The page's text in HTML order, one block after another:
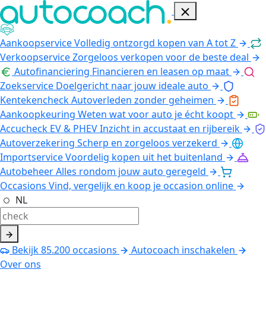
AankoopserviceVolledig ontzorgd kopen van A tot Z
VerkoopserviceZorgeloos verkopen voor de beste deal
Autofinanciering Financieren en leasen op maat
Zoekservice Doelgericht naar jouw ideale auto
KentekencheckAutoverleden zonder geheimen
Aankoopkeuring Weten wat voor auto je écht koopt
Accucheck EV & PHEVInzicht in accustaat en rijbereik
Autoverzekering Scherp en zorgeloos verzekerd
ImportserviceVoordelig kopen uit het buitenland
AutobeheerAlles rondom jouw auto geregeld
Occasions Vind, vergelijk en koop je occasion online
NL
Bekijk85.200occasions
Autocoach inschakelen
Over ons